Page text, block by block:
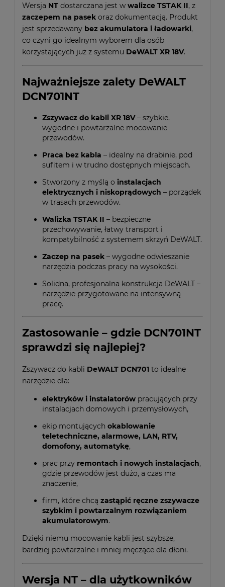
Wersja NT dostarczana jest w walizce TSTAK II, z
zaczepem na pasek oraz dokumentacją. Produkt
jest sprzedawany bez akumulatora i ładowarki,
co czyni go idealnym wyborem dla osób
korzystających już z systemu DeWALT XR 18V.
Najważniejsze zalety DeWALT
DCN701NT
Zszywacz do kabli XR 18V– szybkie,
wygodne i powtarzalne mocowanie
przewodów.
Praca bez kabla – idealny na drabinie, pod
sufitem i w trudno dostępnych miejscach.
Stworzony z myślą o instalacjach
elektrycznych i niskoprądowych – porządek
w trasach przewodów.
Walizka TSTAK II – bezpieczne
przechowywanie, łatwy transport i
kompatybilność z systemem skrzyń DeWALT.
Zaczep na pasek – wygodne odwieszanie
narzędzia podczas pracy na wysokości.
Solidna, profesjonalna konstrukcja DeWALT –
narzędzie przygotowane na intensywną
pracę.
Zastosowanie – gdzie DCN701NT
sprawdzi się najlepiej?
Zszywacz do kabli DeWALT DCN701 to idealne
narzędzie dla:
elektryków i instalatorów pracujących przy
instalacjach domowych i przemysłowych,
ekip montujących okablowanie
teletechniczne, alarmowe, LAN, RTV,
domofony, automatykę,
prac przy remontach i nowych instalacjach,
gdzie przewodów jest dużo, a czas ma
znaczenie,
firm, które chcą zastąpić ręczne zszywacze
szybkim i powtarzalnym rozwiązaniem
akumulatorowym.
Dzięki niemu mocowanie kabli jest szybsze,
bardziej powtarzalne i mniej męczące dla dłoni.
Wersja NT – dla użytkowników